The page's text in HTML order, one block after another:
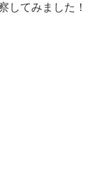
してみました！